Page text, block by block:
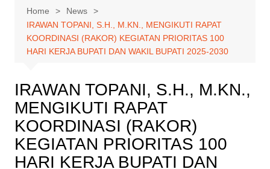
Home
News
IRAWAN TOPANI, S.H., M.KN., MENGIKUTI RAPAT
KOORDINASI (RAKOR) KEGIATAN PRIORITAS 100
HARI KERJA BUPATI DAN WAKIL BUPATI 2025-2030
IRAWAN TOPANI, S.H., M.KN.,
MENGIKUTI RAPAT
KOORDINASI (RAKOR)
KEGIATAN PRIORITAS 100
HARI KERJA BUPATI DAN